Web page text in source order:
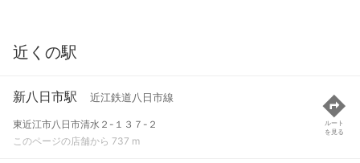
近くの駅
新八日市駅 近江鉄道八日市線
東近江市八日市清水２-１３７-２
このページの店舗から 737 m
ルート
を見る